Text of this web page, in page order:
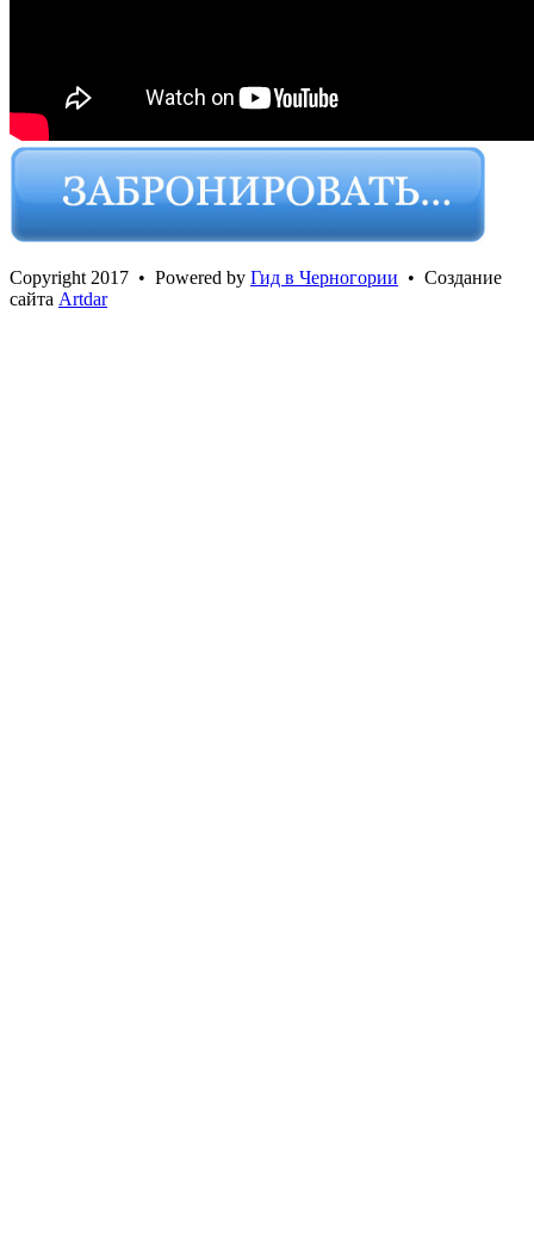
Сopyright 2017 • Powered by Гид в Черногории • Создание
сайта Artdar